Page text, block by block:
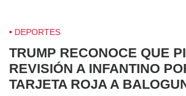
DEPORTES
TRUMP RECONOCE QUE
REVISIÓN A INFANTINO
TARJETA ROJA A